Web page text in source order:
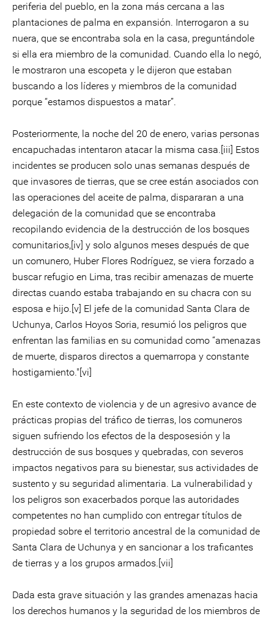
periferia del pueblo, en la zona más cercana a las
plantaciones de palma en expansión. Interrogaron a su
nuera, que se encontraba sola en la casa, preguntándole
si ella era miembro de la comunidad. Cuando ella lo negó,
le mostraron una escopeta y le dijeron que estaban
buscando a los líderes y miembros de la comunidad
porque “estamos dispuestos a matar”.
Posteriormente, la noche del 20 de enero, varias personas
encapuchadas intentaron atacar la misma casa.[iii] Estos
incidentes se producen solo unas semanas después de
que invasores de tierras, que se cree están asociados con
las operaciones del aceite de palma, dispararan a una
delegación de la comunidad que se encontraba
recopilando evidencia de la destrucción de los bosques
comunitarios,[iv] y solo algunos meses después de que
un comunero, Huber Flores Rodríguez, se viera forzado a
buscar refugio en Lima, tras recibir amenazas de muerte
directas cuando estaba trabajando en su chacra con su
esposa e hijo.[v] El jefe de la comunidad Santa Clara de
Uchunya, Carlos Hoyos Soria, resumió los peligros que
enfrentan las familias en su comunidad como “amenazas
de muerte, disparos directos a quemarropa y constante
hostigamiento."[vi]
En este contexto de violencia y de un agresivo avance de
prácticas propias del tráfico de tierras, los comuneros
siguen sufriendo los efectos de la desposesión y la
destrucción de sus bosques y quebradas, con severos
impactos negativos para su bienestar, sus actividades de
sustento y su seguridad alimentaria. La vulnerabilidad y
los peligros son exacerbados porque las autoridades
competentes no han cumplido con entregar títulos de
propiedad sobre el territorio ancestral de la comunidad de
Santa Clara de Uchunya y en sancionar a los traficantes
de tierras y a los grupos armados.[vii]
Dada esta grave situación y las grandes amenazas hacia
los derechos humanos y la seguridad de los miembros de